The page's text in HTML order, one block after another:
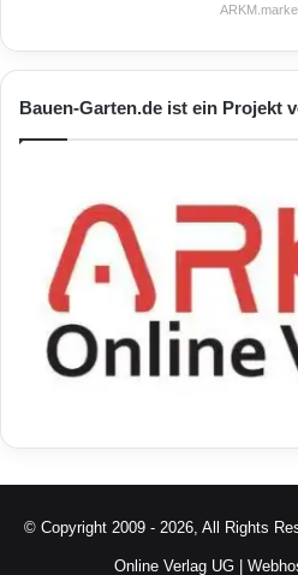
Bauen-Garten.de ist ein Projekt
© Copyright 2009 - 2026, All Rights
Online Verlag UG|